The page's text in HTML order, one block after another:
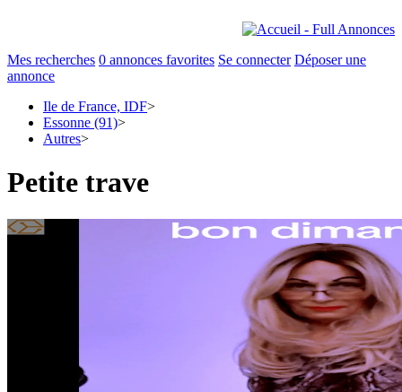
Mes recherches 0 annonces favorites Se connecter Déposer une
annonce
Ile de France, IDF>
Essonne (91)>
Autres>
Petite trave